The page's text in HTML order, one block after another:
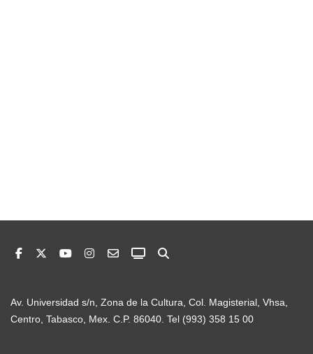
Av. Universidad s/n, Zona de la Cultura, Col. Magisterial, Vhsa,
Centro, Tabasco, Mex. C.P. 86040. Tel (993) 358 15 00